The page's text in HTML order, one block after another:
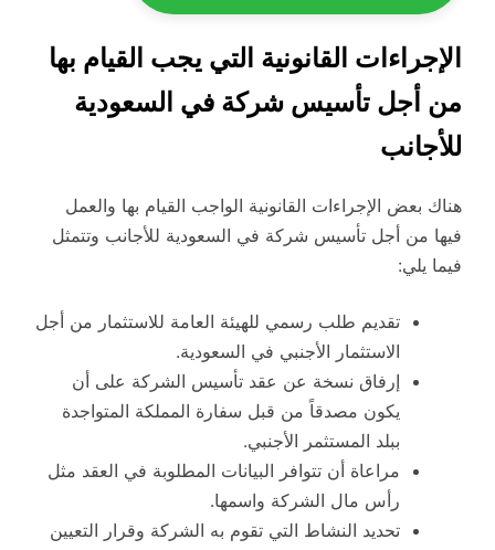
الإجراءات القانونية التي يجب القيام بها
من أجل تأسيس شركة في السعودية
للأجانب
هناك بعض الإجراءات القانونية الواجب القيام بها والعمل
فيها من أجل تأسيس شركة في السعودية للأجانب وتتمثل
فيما يلي:
تقديم طلب رسمي للهيئة العامة للاستثمار من أجل
الاستثمار الأجنبي في السعودية.
إرفاق نسخة عن عقد تأسيس الشركة على أن
يكون مصدقاً من قبل سفارة المملكة المتواجدة
ببلد المستثمر الأجنبي.
مراعاة أن تتوافر البيانات المطلوبة في العقد مثل
رأس مال الشركة واسمها.
تحديد النشاط التي تقوم به الشركة وقرار التعيين